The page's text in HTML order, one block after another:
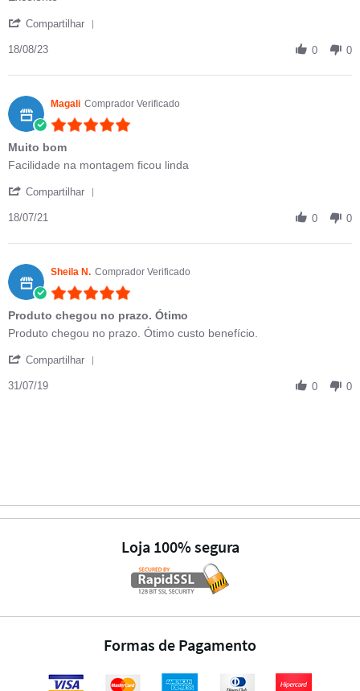
Compartilhar
18/08/23 0 0
Magali Comprador Verificado
Muito bom
Review by Magali on 18 Jul 2021
review stating Muito bom
Facilidade na montagem ficou linda
Compartilhar
18/07/21 0 0
Sheila N. Comprador Verificado
Produto chegou no prazo. Ótimo
Review by Sheila N. on 31 Jul 2019
review stating Produto chegou no prazo. Ótimo
Produto chegou no prazo. Ótimo custo benefício.
Compartilhar
31/07/19 0 0